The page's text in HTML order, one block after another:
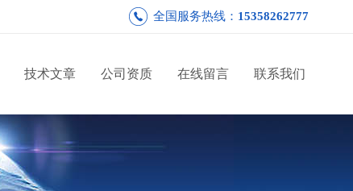
全国服务热线： 15358262777
技术文章 公司资质 在线留言 联系我们